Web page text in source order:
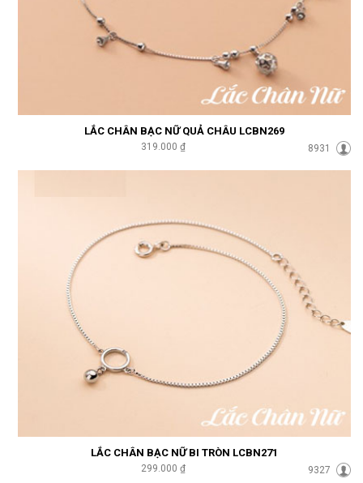
LẮC CHÂN BẠC NỮ QUẢ CHÂU LCBN269
319.000 ₫ 8931
LẮC CHÂN BẠC NỮ BI TRÒN LCBN271
299.000 ₫ 9327